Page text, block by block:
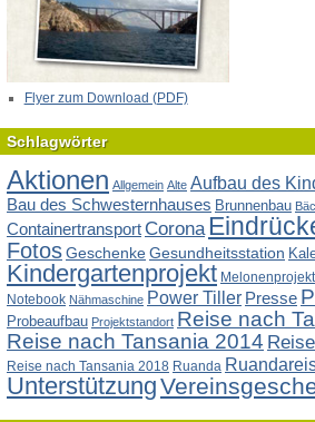
Flyer zum Download (PDF)
Schlagwörter
Aktionen Allgemein Alte Aufbau des
Bau des Schwesternhauses Brunnenbau
Containertransport Corona
FotosGeschenkeGesundheitsstation
Kindergartenprojekt Melonenprojekt
Notebook Nähmaschine Power Tiller Presse
Probeaufbau Projektstandort Reise nach
Reise nach Tansania 2014
Reise nach Tansania 2018 Ruanda
Unterstützung